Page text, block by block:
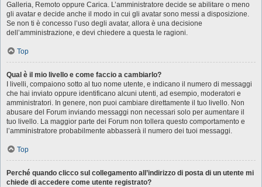
Galleria, Remoto oppure Carica. L’amministratore decide se abilitare o meno
gli avatar e decide anche il modo in cui gli avatar sono messi a disposizione.
Se non ti è concesso l’uso degli avatar, allora è una decisione
dell’amministrazione, e devi chiedere a questa le ragioni.
Top
Qual è il mio livello e come faccio a cambiarlo?
I livelli, compaiono sotto al tuo nome utente, e indicano il numero di messaggi
che hai inviato oppure identificano alcuni utenti, ad esempio, moderatori e
amministratori. In genere, non puoi cambiare direttamente il tuo livello. Non
abusare del Forum inviando messaggi non necessari solo per aumentare il
tuo livello. La maggior parte dei Forum non tollera questo comportamento e
l’amministratore probabilmente abbasserà il numero dei tuoi messaggi.
Top
Perché quando clicco sul collegamento all’indirizzo di posta di un utente mi
chiede di accedere come utente registrato?